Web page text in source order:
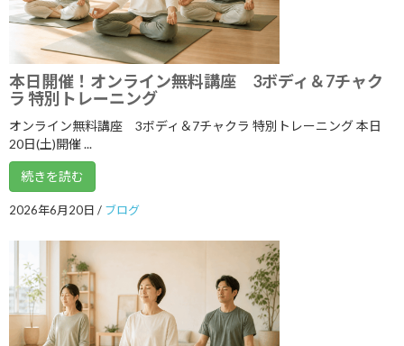
2022年3月
2022年2月
2022年1月
2021年12月
2021年11月
2021年10月
2021年9月
2021年7月
2021年6月
2021年5月
本日開催！オンライン無料講座 3ボディ＆7チャク
ラ 特別トレーニング
オンライン無料講座 3ボディ＆7チャクラ 特別トレーニング 本日
20日(土)開催 ...
続きを読む
2026年6月20日 / ブログ